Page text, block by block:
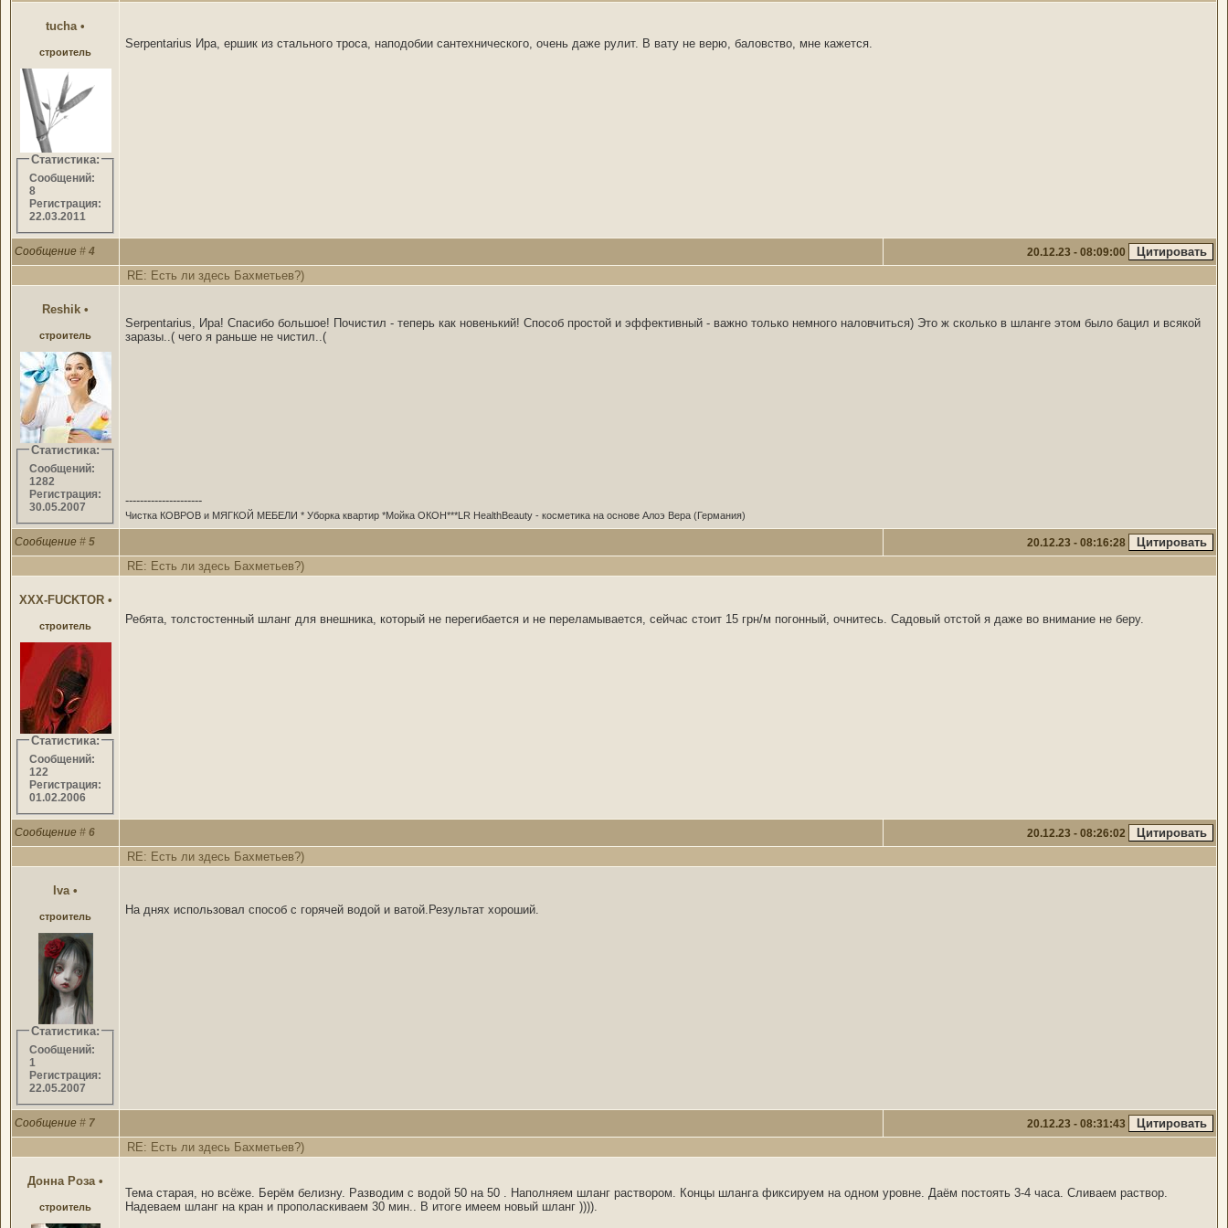
tucha •
строитель
Статистика:
Сообщений:
8
Регистрация:
22.03.2011
Serpentarius Ира, ершик из стального троса, наподобии сантехнического, очень даже рулит. В вату не верю, баловство, мне кажется.
Сообщение # 4 20.12.23 - 08:09:00
RE: Есть ли здесь Бахметьев?)
Reshik •
строитель
Статистика:
Сообщений:
1282
Регистрация:
30.05.2007
Serpentarius, Ира! Спасибо большое! Почистил - теперь как новенький! Способ простой и эффективный - важно только немного наловчиться) Это ж сколько в шланге этом было бацил и всякой
заразы..( чего я раньше не чистил..(
---------------------
Чистка КОВРОВ и МЯГКОЙ МЕБЕЛИ * Уборка квартир *Мойка ОКОН***LR HealthBeauty - косметика на основе Алоэ Вера (Германия)
Сообщение # 5 20.12.23 - 08:16:28
RE: Есть ли здесь Бахметьев?)
XXX-FUCKTOR •
строитель
Статистика:
Сообщений:
122
Регистрация:
01.02.2006
Ребята, толстостенный шланг для внешника, который не перегибается и не переламывается, сейчас стоит 15 грн/м погонный, очнитесь. Садовый отстой я даже во внимание не беру.
Сообщение # 6 20.12.23 - 08:26:02
RE: Есть ли здесь Бахметьев?)
Iva •
строитель
Статистика:
Сообщений:
1
Регистрация:
22.05.2007
На днях использовал способ с горячей водой и ватой.Результат хороший.
Сообщение # 7 20.12.23 - 08:31:43
RE: Есть ли здесь Бахметьев?)
Донна Роза •
строитель
Тема старая, но всёже. Берём белизну. Разводим с водой 50 на 50 . Наполняем шланг раствором. Концы шланга фиксируем на одном уровне. Даём постоять 3-4 часа. Сливаем раствор.
Надеваем шланг на кран и прополаскиваем 30 мин.. В итоге имеем новый шланг )))).